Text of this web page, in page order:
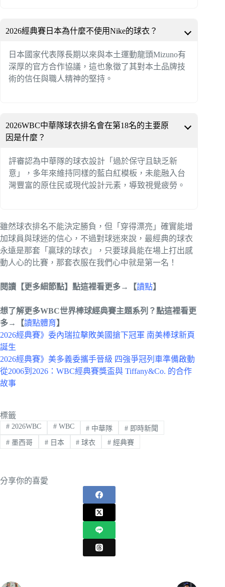
2026經典賽日本為什麼不使用Nike的球衣？
日本國家代表隊長期以來與本土運動龍頭Mizuno有
深厚的官方合作協議，這也象徵了其對本土品牌技
術的信任與職人精神的堅持。
2026WBC中華隊球衣排名會在第18名的主要原
因是什麼？
評審認為中華隊的球衣設計「過於保守且缺乏新
意」，多年來維持同樣的藍白紅模板，未能融入台
灣豐富的原住民或現代設計元素，導致視覺疲勞。
雖然球衣排名不能決定勝負，但「穿得漂亮」確實能增
加球員與球迷的信心，不過對球迷來說，最經典的球衣
永遠是那套「贏球的球衣」，只要球員能在場上打出感
動人心的比賽，那套衣服在我們心中就是第一名！
閱讀【更多細節點】點這裡看更多→【讀點】
想了解更多WBC世界棒球經典賽主題系列？點這裡看更
多→【讀點體育】
2026經典賽》委內瑞拉擊敗美國搶下冠軍 南美棒球新頁
誕生
2026經典賽》美多義委攜手晉級 四強爭冠列車準備啟動
從2006到2026：WBC經典賽獎盃與 Tiffany&Co. 的合作
故事
標籤
#2026WBC #WBC # 中華隊 # 即時新聞
#墨西哥 #日本 # 球衣 # 經典賽
分享你的喜愛